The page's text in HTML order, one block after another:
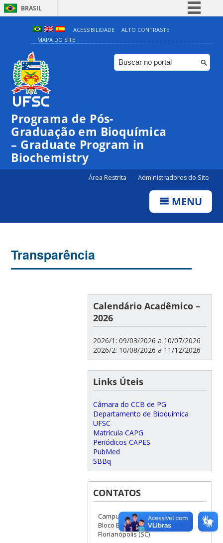
BRASIL
Simplifique!
Comunica BR
Participe
ACESSIBILIDADE
ALTO CONTRASTE
MAPA DO SITE
Programa de Pós-
Graduação em Bioquímica
– Graduate Program in
Biochemistry
Área Restrita Administradores do Site
MENU
Transparência
Calendário Acadêmico –
2026
2026/1: 09/03/2026 a 10/07/2026
2026/2: 10/08/2026 a 11/12/2026
Links Úteis
Câmara do CCB de PG
Departamento de Bioquímica
UFSC
Matrícula CAPG
Periódicos CAPES
PubMed
SBBq
CONTATOS
Campus Universitário, Sala 208,
Bloco E - Córrego Grande -
Florianópolis (SC)